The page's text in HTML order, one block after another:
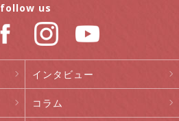
インタビュー
コラム
follow us